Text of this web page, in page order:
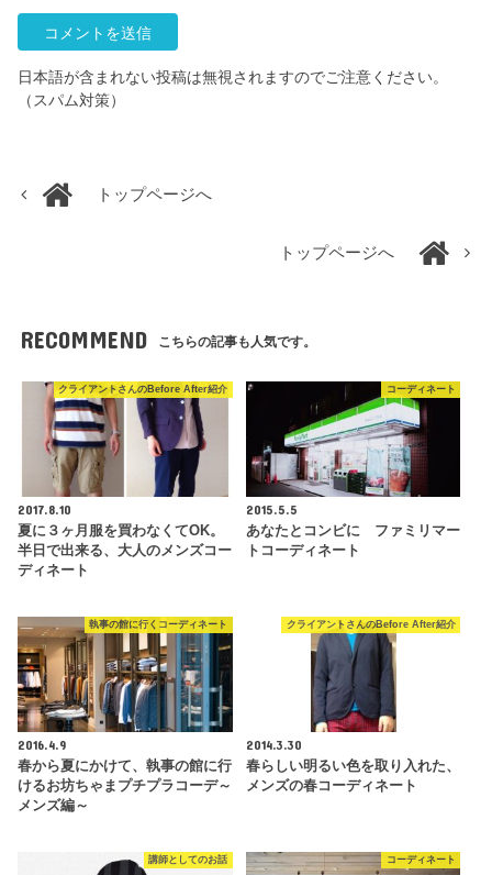
日本語が含まれない投稿は無視されますのでご注意ください。
（スパム対策）
トップページへ
トップページへ
RECOMMEND こちらの記事も人気です。
クライアントさんのBefore After紹介
2017.8.10
夏に３ヶ月服を買わなくてOK。
半日で出来る、大人のメンズコー
ディネート
コーディネート
2015.5.5
あなたとコンビに ファミリマー
トコーディネート
執事の館に行くコーディネート
2016.4.9
春から夏にかけて、執事の館に行
けるお坊ちゃまプチプラコーデ～
メンズ編～
クライアントさんのBefore After紹介
2014.3.30
春らしい明るい色を取り入れた、
メンズの春コーディネート
講師としてのお話 コーディネート